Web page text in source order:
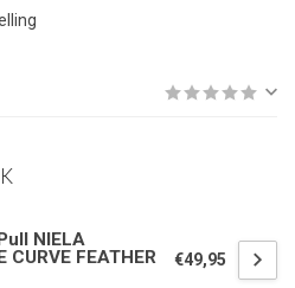
NIELA
CURVE FEATHER
€49,95